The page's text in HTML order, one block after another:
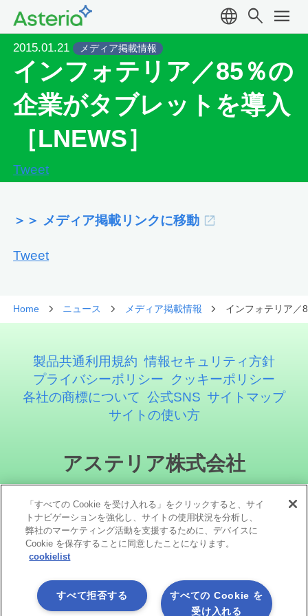
language search menu
2015.01.21 メディア掲載情報
インフォテリア／85％の
企業がタブレットを導入
［LNEWS］
Tweet
＞＞ メディア掲載リンクに移動
Tweet
Home ニュース メディア掲載情報 インフォテリア／
製品共通利用規約 情報セキュリティ方針
プライバシーポリシー
クッキーポリシー
各社の商標について 公式SNS サイトマップ
サイトの使い方
アステリア株式会社
ソーシャルメディア
「すべての Cookie を受け入れる」をクリックすると、サイ
トナビゲーションを強化し、サイトの使用状況を分析し、
弊社のマーケティング活動を支援するために、デバイスに
Cookie を保存することに同意したことになります。
cookielist
すべての Cookie を
受け入れる
すべて拒否する